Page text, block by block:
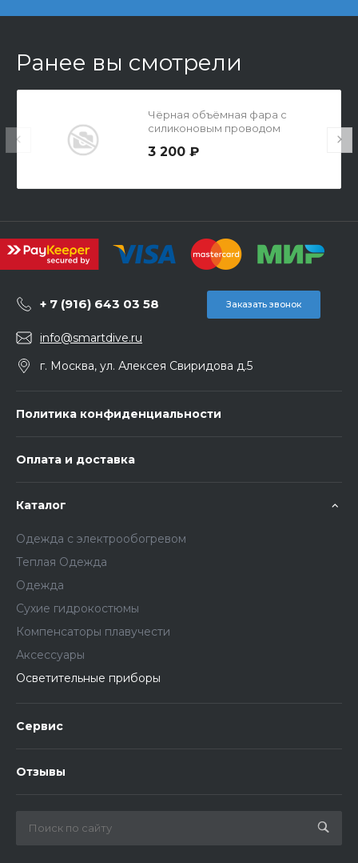
Ранее вы смотрели
Чёрная объёмная фара с
силиконовым проводом
3 200 ₽
+ 7 (916) 643 03 58 Заказать звонок
info@smartdive.ru
г. Москва, ул. Алексея Свиридова д.5
Политика конфиденциальности
Оплата и доставка
Каталог
Одежда с электрообогревом
Теплая Одежда
Одежда
Сухие гидрокостюмы
Компенсаторы плавучести
Аксессуары
Осветительные приборы
Сервис
Отзывы